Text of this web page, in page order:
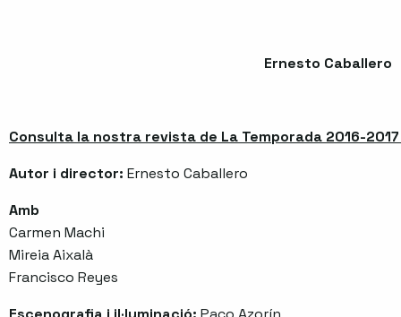
Ernesto Caballero
Consulta la nostra revista de La Temporada 2016-
Autor i director: Ernesto Caballero
Amb
Carmen Machi
Mireia Aixalà
Francisco Reyes